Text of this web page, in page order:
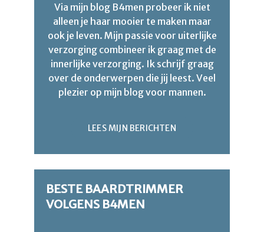
Via mijn blog B4men probeer ik niet
alleen je haar mooier te maken maar
ook je leven. Mijn passie voor uiterlijke
verzorging combineer ik graag met de
innerlijke verzorging. Ik schrijf graag
over de onderwerpen die jij leest. Veel
plezier op mijn blog voor mannen.
LEES MIJN BERICHTEN
BESTE BAARDTRIMMER
VOLGENS B4MEN